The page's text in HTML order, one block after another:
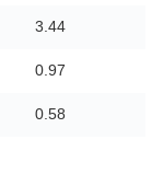
3.44
0.97
0.58